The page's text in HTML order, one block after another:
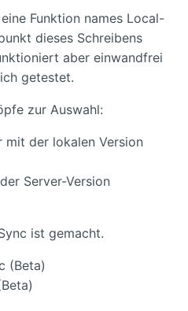
Funktion names Local-
dieses Schreibens
aber einwandfrei
getestet.
zur Auswahl:
mit der lokalen Version
Server-Version
ist gemacht.